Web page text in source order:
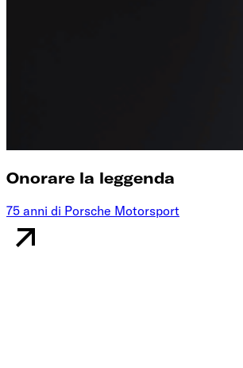
Onorare la leggenda
75 anni di Porsche Motorsport